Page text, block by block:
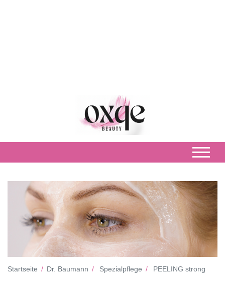
Startseite Dr. Baumann Spezialpflege PEELING strong